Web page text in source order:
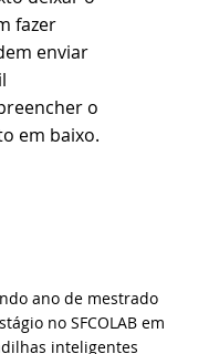
ano de mestrado
no SFCOLAB em
inteligentes
fazer
enviar
o
em baixo.